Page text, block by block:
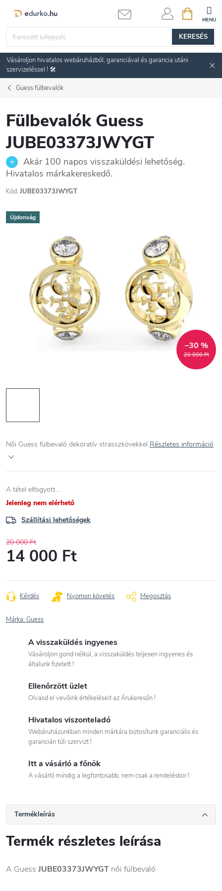
KERESÉS
KOSÁR
Vásároljon hivatalos webáruházból, garanciával és garancia utáni
szervizeléssel ! 🛠️
Guess fülbevalók
Fülbevalók Guess
JUBE03373JWYGT
Akár 100 napos visszaküldési lehetőség.
Hivatalos márkakereskedő.
Kód: JUBE03373JWYGT
Újdonság
20 000 Ft
–30 %
Női Guess fülbevaló dekoratív strasszkövekkel Részletes információ
A tétel elfogyott…
Jelenleg nem elérhető
Szállítási lehetőségek
20 000 Ft
14 000 Ft
Kérdés Nyomon követés Megosztás
Márka: Guess
A visszaküldés ingyenes
Vásároljon gond nélkül, a visszaküldés teljesen ingyenes és
általunk fizetett !
Ellenőrzött üzlet
Olvasd el vevőink értékeléseit az Árukeresőn !
Hivatalos viszonteladó
Webáruházunkban minden márkára biztosítunk garanciális és
garancián túli szervizt !
Itt a vásárló a főnök
A vásárló mindig a legfontosabb, nem csak a rendeléskor !
Termékleírás
Termék részletes leírása
A Guess JUBE03373JWYGT női fülbevaló